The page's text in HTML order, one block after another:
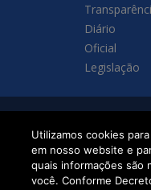
Diário
Oficial
Legislação
SETDIG | Secretaria-
Executiva de
Transformação Digital
Utilizamos cookies
em nosso website e
quais informações são
você. Conforme